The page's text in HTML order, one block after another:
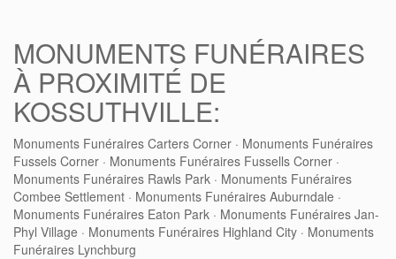
MONUMENTS FUNÉRAIRES
À PROXIMITÉ DE
KOSSUTHVILLE:
Monuments Funéraires Carters Corner · Monuments Funéraires
Fussels Corner · Monuments Funéraires Fussells Corner ·
Monuments Funéraires Rawls Park · Monuments Funéraires
Combee Settlement · Monuments Funéraires Auburndale ·
Monuments Funéraires Eaton Park · Monuments Funéraires Jan-
Phyl Village · Monuments Funéraires Highland City · Monuments
Funéraires Lynchburg